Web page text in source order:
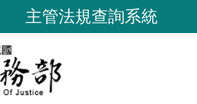
主管法規查詢系統